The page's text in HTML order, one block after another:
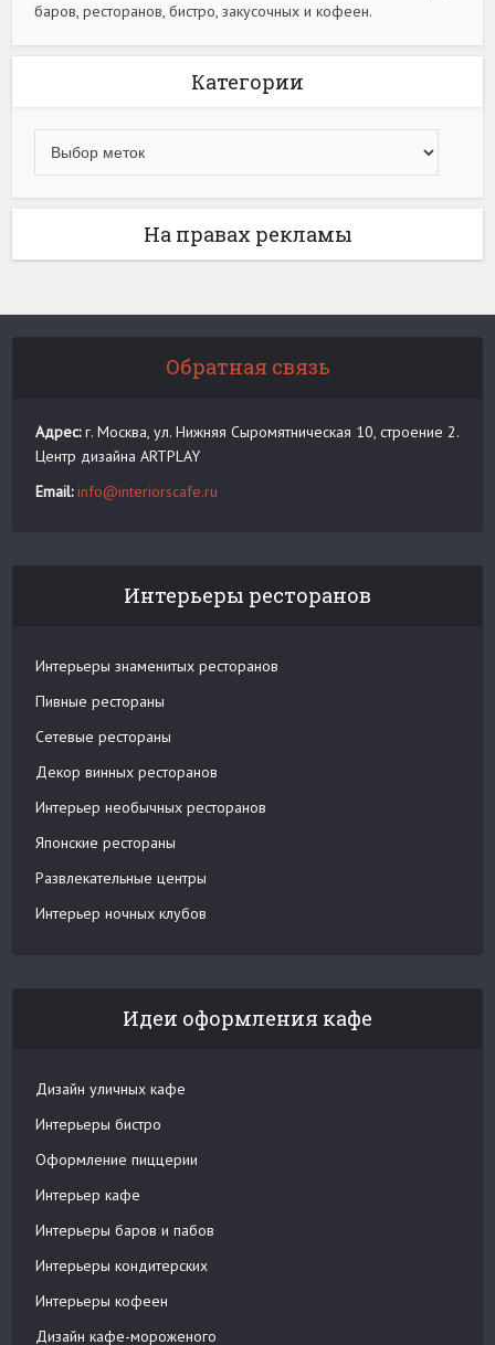
баров, ресторанов, бистро, закусочных и кофеен.
Категории
На правах рекламы
Обратная связь
Адрес:г. Москва, ул. Нижняя Сыромятническая 10, строение 2.
Центр дизайна ARTPLAY
Email: info@interiorscafe.ru
Интерьеры ресторанов
Интерьеры знаменитых ресторанов
Пивные рестораны
Сетевые рестораны
Декор винных ресторанов
Интерьер необычных ресторанов
Японские рестораны
Развлекательные центры
Интерьер ночных клубов
Идеи оформления кафе
Дизайн уличных кафе
Интерьеры бистро
Оформление пиццерии
Интерьер кафе
Интерьеры баров и пабов
Интерьеры кондитерских
Интерьеры кофеен
Дизайн кафе-мороженого